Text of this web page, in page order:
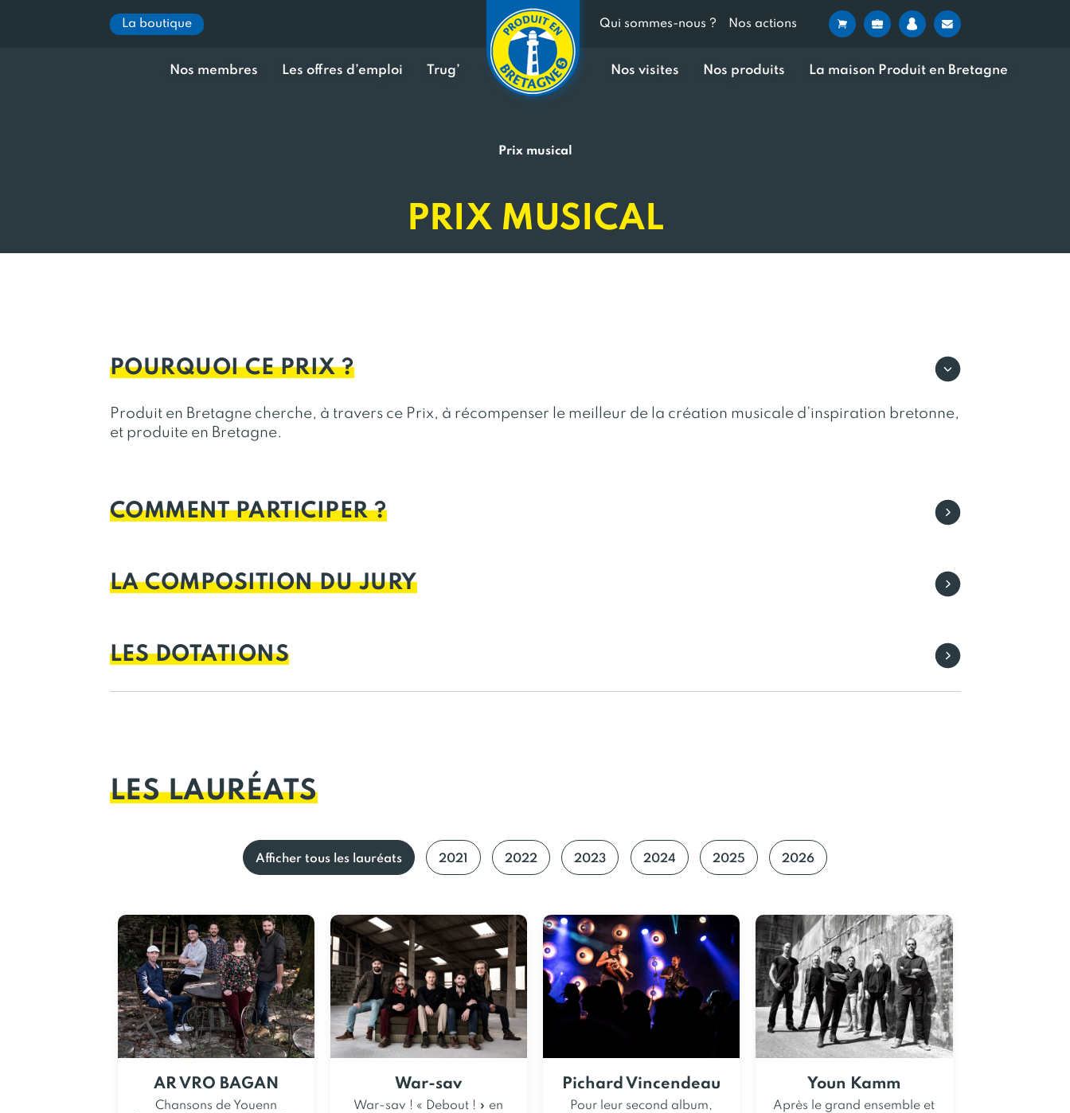
La boutique Qui sommes-nous ? Nos actions
Nos membres Les offres d’emploi Trug’ Nos visites Nos produits La maison Produit en Bretagne
Prix musical
PRIX MUSICAL
POURQUOI CE PRIX ?
Produit en Bretagne cherche, à travers ce Prix, à récompenser le meilleur de la création musicale d’inspiration bretonne,
et produite en Bretagne.
COMMENT PARTICIPER ?
LA COMPOSITION DU JURY
LES DOTATIONS
LES LAURÉATS
Afficher tous les lauréats 2021 2022 2023 2024 2025 2026
AR VRO BAGAN
Chansons de Youenn
War-sav
War-sav ! « Debout ! » en
Pichard Vincendeau
Pour leur second album,
Youn Kamm
Après le grand ensemble et